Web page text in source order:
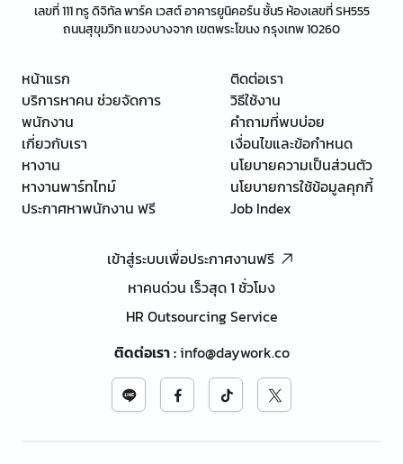
เลขที่ 111 ทรู ดิจิทัล พาร์ค เวสต์ อาคารยูนิคอร์น ชั้น5 ห้องเลขที่ SH555
ถนนสุขุมวิท แขวงบางจาก เขตพระโขนง กรุงเทพ 10260
หน้าแรก
บริการหาคน ช่วยจัดการ
พนักงาน
เกี่ยวกับเรา
หางาน
หางานพาร์ทไทม์
ประกาศหาพนักงาน ฟรี
ติดต่อเรา
วิธีใช้งาน
คำถามที่พบบ่อย
เงื่อนไขและข้อกำหนด
นโยบายความเป็นส่วนตัว
นโยบายการใช้ข้อมูลคุกกี้
Job Index
เข้าสู่ระบบเพื่อประกาศงานฟรี
หาคนด่วน เร็วสุด 1 ชั่วโมง
HR Outsourcing Service
ติดต่อเรา:info@daywork.co